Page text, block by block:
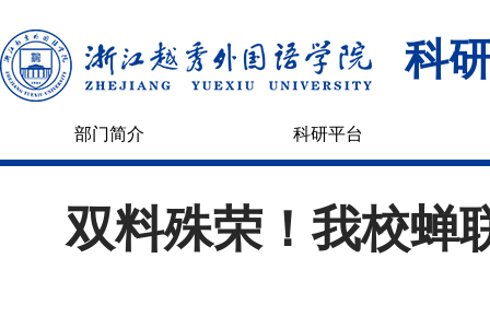
科
部门简介 科研平台
双料殊荣！我校蝉